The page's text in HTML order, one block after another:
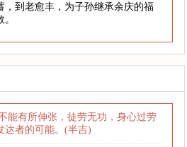
，到老愈丰，为子孙继承余庆的福
能有所伸张，徒劳无功，身心过劳
达者的可能。(半吉)